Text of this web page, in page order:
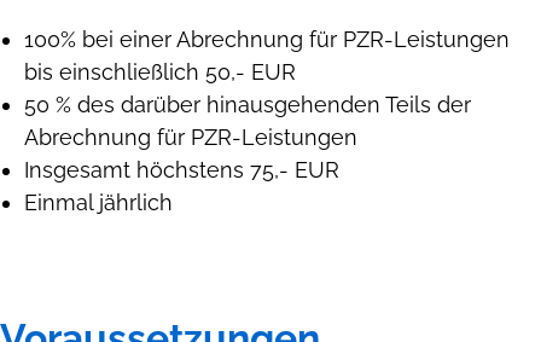
100% bei einer Abrechnung für PZR-Leistungen
bis einschließlich 50,- EUR
50 % des darüber hinausgehenden Teils der
Abrechnung für PZR-Leistungen
Insgesamt höchstens 75,- EUR
Einmal jährlich